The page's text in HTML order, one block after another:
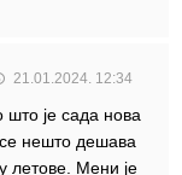
21.01.2024. 12:34
што је сада нова
нешто дешава
летове. Мени је